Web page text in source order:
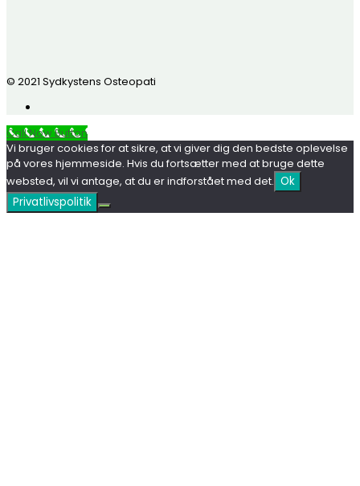
© 2021 Sydkystens Osteopati
Call Now Button
Vi bruger cookies for at sikre, at vi giver dig den bedste oplevelse
på vores hjemmeside. Hvis du fortsætter med at bruge dette
websted, vil vi antage, at du er indforstået med det. Ok
Privatlivspolitik